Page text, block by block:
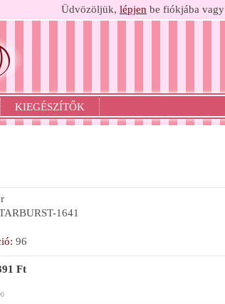
Üdvözöljük, lépjen be fiókjába vagy
KIEGÉSZÍTŐK
1641
96
Ft